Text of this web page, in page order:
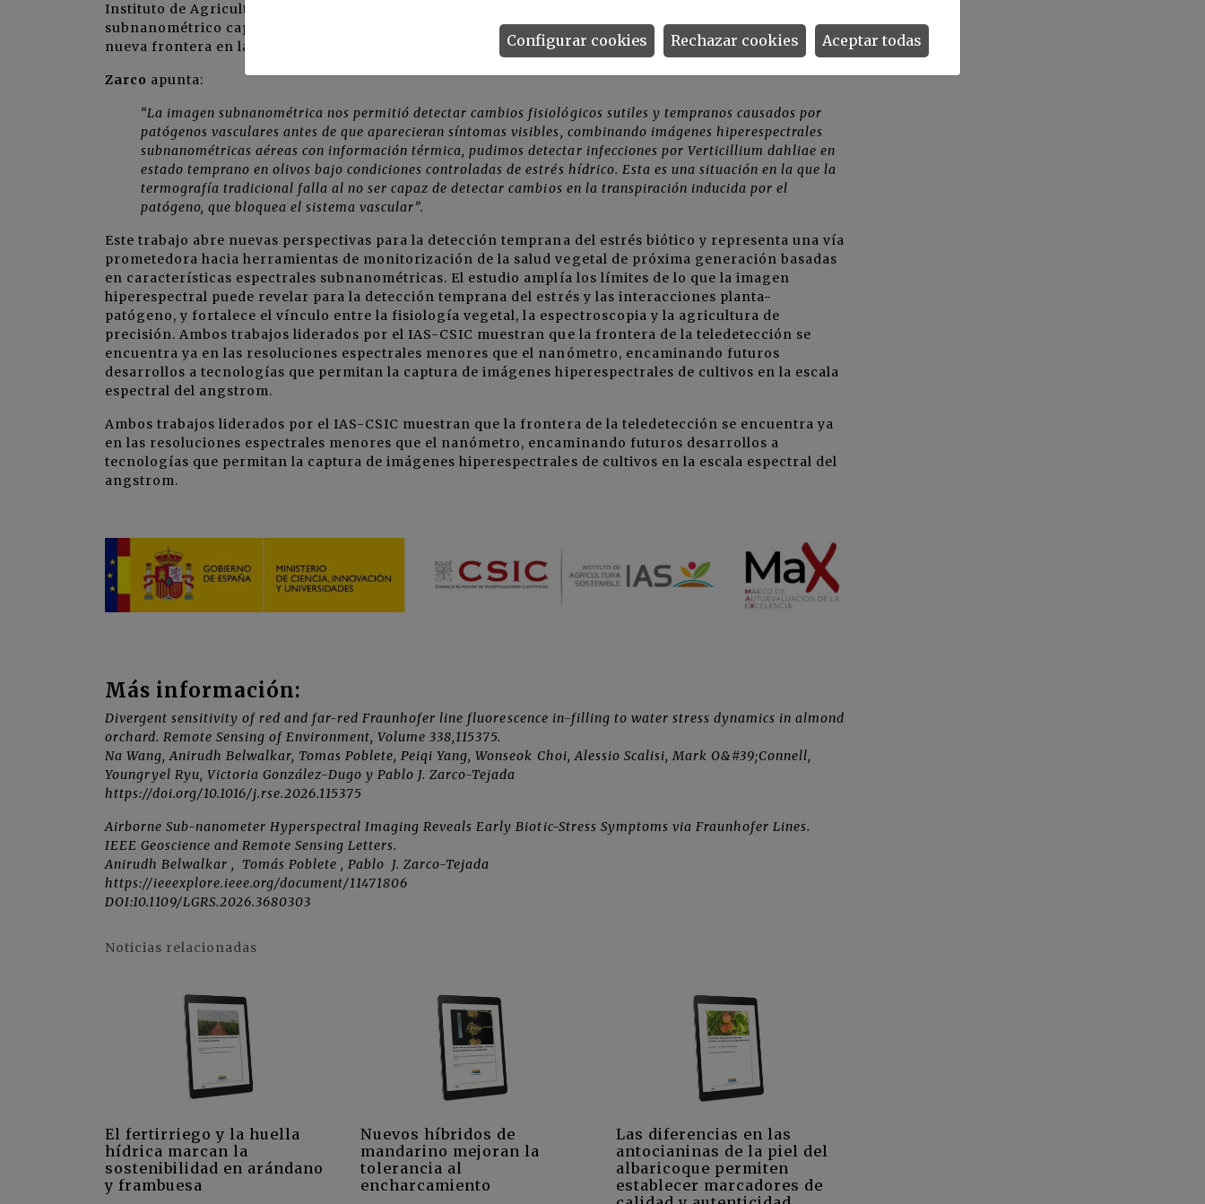
Instituto de Agricultura Sostenible del CSIC demuestra cómo este sensor hiperespectral
subnanométrico capaz de detectar bandas espectrales extremadamente estrechas abren también una
nueva frontera en la teledetección de enfermedades.
Zarco apunta:
“La imagen subnanométrica nos permitió detectar cambios fisiológicos sutiles y tempranos causados por
patógenos vasculares antes de que aparecieran síntomas visibles, combinando imágenes hiperespectrales
subnanométricas aéreas con información térmica, pudimos detectar infecciones por Verticillium dahliae en
estado temprano en olivos bajo condiciones controladas de estrés hídrico. Esta es una situación en la que la
termografía tradicional falla al no ser capaz de detectar cambios en la transpiración inducida por el
patógeno, que bloquea el sistema vascular”.
Este trabajo abre nuevas perspectivas para la detección temprana del estrés biótico y representa una vía
prometedora hacia herramientas de monitorización de la salud vegetal de próxima generación basadas
en características espectrales subnanométricas. El estudio amplía los límites de lo que la imagen
hiperespectral puede revelar para la detección temprana del estrés y las interacciones planta-
patógeno, y fortalece el vínculo entre la fisiología vegetal, la espectroscopia y la agricultura de
precisión. Ambos trabajos liderados por el IAS-CSIC muestran que la frontera de la teledetección se
encuentra ya en las resoluciones espectrales menores que el nanómetro, encaminando futuros
desarrollos a tecnologías que permitan la captura de imágenes hiperespectrales de cultivos en la escala
espectral del angstrom.
Ambos trabajos liderados por el IAS-CSIC muestran que la frontera de la teledetección se encuentra ya
en las resoluciones espectrales menores que el nanómetro, encaminando futuros desarrollos a
tecnologías que permitan la captura de imágenes hiperespectrales de cultivos en la escala espectral del
angstrom.
Más información:
Divergent sensitivity of red and far-red Fraunhofer line fluorescence in-filling to water stress dynamics in almond
orchard. Remote Sensing of Environment, Volume 338,115375.
Na Wang, Anirudh Belwalkar, Tomas Poblete, Peiqi Yang, Wonseok Choi, Alessio Scalisi, Mark O&#39;Connell,
Youngryel Ryu, Victoria González-Dugo y Pablo J. Zarco-Tejada
https://doi.org/10.1016/j.rse.2026.115375
Airborne Sub-nanometer Hyperspectral Imaging Reveals Early Biotic-Stress Symptoms via Fraunhofer Lines.
IEEE Geoscience and Remote Sensing Letters.
Anirudh Belwalkar , Tomás Poblete , Pablo J. Zarco-Tejada
https://ieeexplore.ieee.org/document/11471806
DOI:10.1109/LGRS.2026.3680303
Noticias relacionadas
El fertirriego y la huella
hídrica marcan la
sostenibilidad en arándano
y frambuesa
Nuevos híbridos de
mandarino mejoran la
tolerancia al
encharcamiento
Las diferencias en las
antocianinas de la piel del
albaricoque permiten
establecer marcadores de
Aceptar todas
Rechazar cookies
Configurar cookies